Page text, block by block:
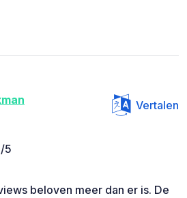
Vertalen
5
beloven meer dan er is. De